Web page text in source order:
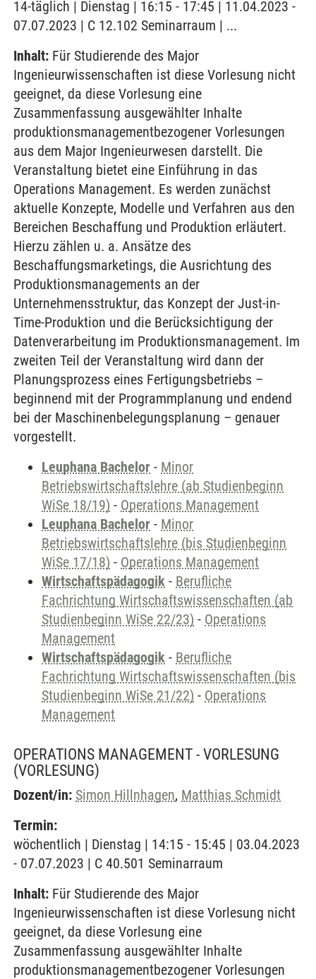
14-täglich | Dienstag | 16:15 - 17:45 | 11.04.2023 -
07.07.2023 | C 12.102 Seminarraum | ...
Inhalt: Für Studierende des Major
Ingenieurwissenschaften ist diese Vorlesung nicht
geeignet, da diese Vorlesung eine
Zusammenfassung ausgewählter Inhalte
produktionsmanagementbezogener Vorlesungen
aus dem Major Ingenieurwesen darstellt. Die
Veranstaltung bietet eine Einführung in das
Operations Management. Es werden zunächst
aktuelle Konzepte, Modelle und Verfahren aus den
Bereichen Beschaffung und Produktion erläutert.
Hierzu zählen u. a. Ansätze des
Beschaffungsmarketings, die Ausrichtung des
Produktionsmanagements an der
Unternehmensstruktur, das Konzept der Just-in-
Time-Produktion und die Berücksichtigung der
Datenverarbeitung im Produktionsmanagement. Im
zweiten Teil der Veranstaltung wird dann der
Planungsprozess eines Fertigungsbetriebs –
beginnend mit der Programmplanung und endend
bei der Maschinenbelegungsplanung – genauer
vorgestellt.
Leuphana Bachelor - Minor
Betriebswirtschaftslehre (ab Studienbeginn
WiSe 18/19) - Operations Management
Leuphana Bachelor - Minor
Betriebswirtschaftslehre (bis Studienbeginn
WiSe 17/18) - Operations Management
Wirtschaftspädagogik - Berufliche
Fachrichtung Wirtschaftswissenschaften (ab
Studienbeginn WiSe 22/23) - Operations
Management
Wirtschaftspädagogik - Berufliche
Fachrichtung Wirtschaftswissenschaften (bis
Studienbeginn WiSe 21/22) - Operations
Management
OPERATIONS MANAGEMENT - VORLESUNG
(VORLESUNG)
Dozent/in: Simon Hillnhagen, Matthias Schmidt
Termin:
wöchentlich | Dienstag | 14:15 - 15:45 | 03.04.2023
- 07.07.2023 | C 40.501 Seminarraum
Inhalt: Für Studierende des Major
Ingenieurwissenschaften ist diese Vorlesung nicht
geeignet, da diese Vorlesung eine
Zusammenfassung ausgewählter Inhalte
produktionsmanagementbezogener Vorlesungen